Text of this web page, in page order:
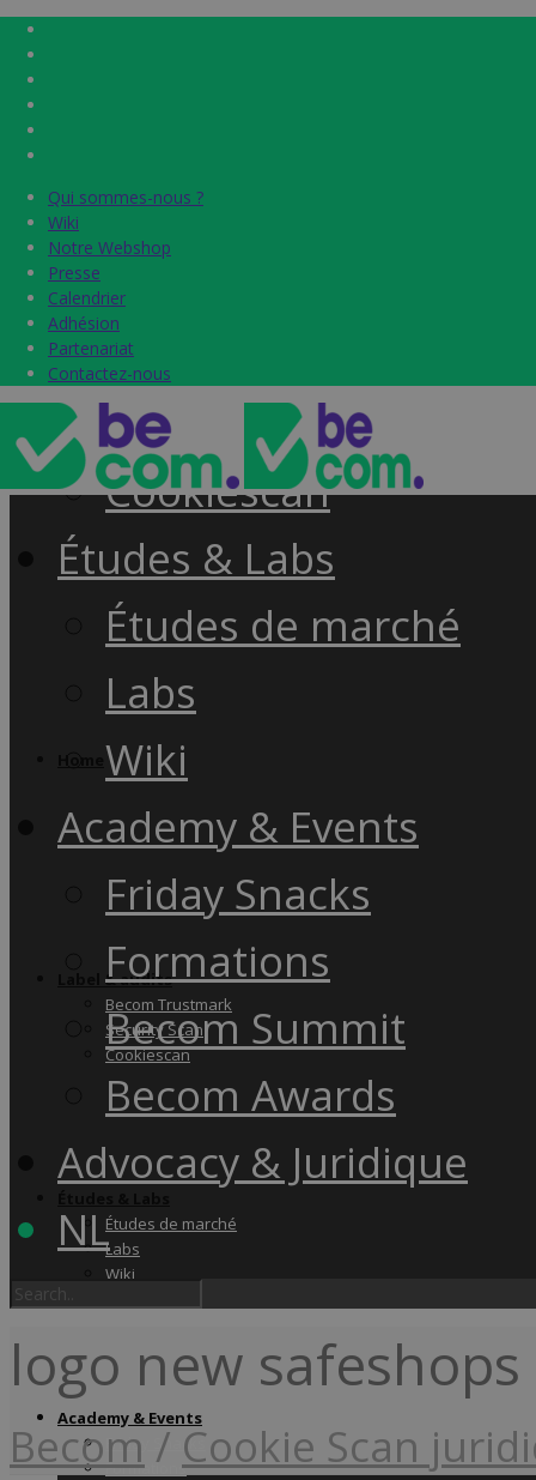
Qui sommes-nous ?
Wiki
Notre Webshop
Presse
Calendrier
Adhésion
Partenariat
Contactez-nous
Label & audits
Becom Trustmark
Security Scan
Cookiescan
Études de marché
Labs
Wiki
Academy & Events
Friday Snacks
Formations
Qui sommes-nous ?
Wiki
Notre Webshop
Presse
Calendrier
Adhésion
Partenariat
Contactez-nous
Home
Label & audits
Becom Trustmark
Security Scan
Cookiescan
Études & Labs
Études de marché
Labs
Wiki
Academy & Events
Friday Snacks
Formations
Becom Summit
Becom Awards
Advocacy & Juridique
NL
logo new safeshops
Becom / Cookie Scan